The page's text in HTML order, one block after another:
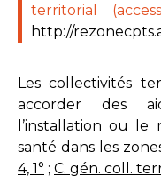
territorial
http://
Les collectivités
accorder des
l’installation ou le
santé dans les
4, 1° ; C. gén. coll.